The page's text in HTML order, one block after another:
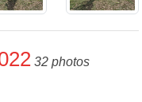
32 photos